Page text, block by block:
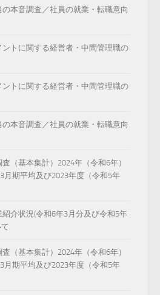
の本音調査／社員の就業・転職意向
ントに関する経営者・中間管理職の
ントに関する経営者・中間管理職の
の本音調査／社員の就業・転職意向
（基本集計）2024年（令和6年）
月期平均及び2023年度（令和5年
紹介状況(令和6年3月分及び令和5年
（基本集計）2024年（令和6年）
月期平均及び2023年度（令和5年